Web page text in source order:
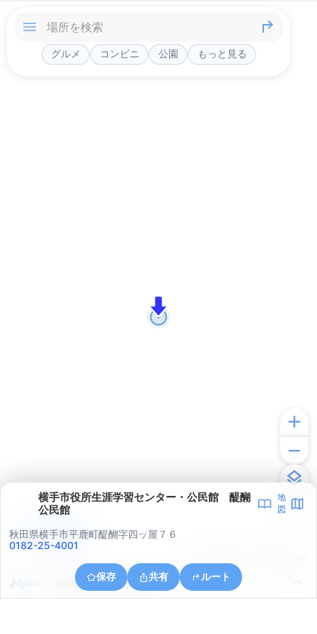
グルメ コンビニ 公園 もっと見る
横手市役所生涯学習センター・公民館 醍醐
公民館
地
図
秋田県横手市平鹿町醍醐字四ッ屋７６
0182-25-4001
保存 共有 ルート
秋田県横手市大屋寺内漆原
アプリで見る